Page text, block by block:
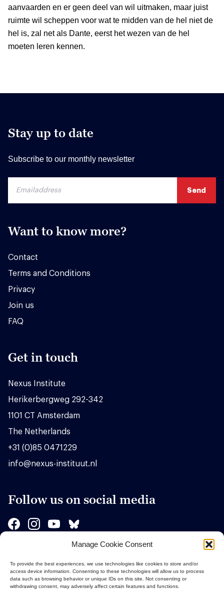
Manage Cookie Consent
To provide the best experiences, we use technologies like cookies to store and/or
access device information. Consenting to these technologies will allow us to process
data such as browsing behavior or unique IDs on this site. Not consenting or
withdrawing consent, may adversely affect certain features and functions.
aanvaarden en er geen deel van wil uitmaken, maar juist
ruimte wil scheppen voor wat te midden van de hel niet de
hel is, zal net als Dante, eerst het wezen van de hel
moeten leren kennen.
Stay up to date
Subscribe to our monthly newsletter
Want to know more?
Contact
Terms and Conditions
Privacy
Join us
FAQ
Get in touch
Nexus Institute
Herikerbergweg 292-342
1101 CT Amsterdam
The Netherlands
+31 (0)85 0471229
info@nexus-instituut.nl
Follow us on social media